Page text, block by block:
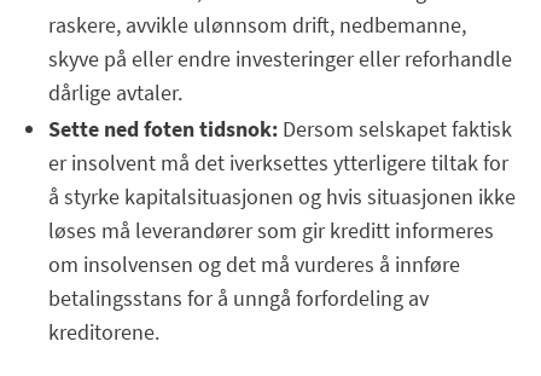
raskere, avvikle ulønnsom drift, nedbemanne,
skyve på eller endre investeringer eller reforhandle
dårlige avtaler.
Sette ned foten tidsnok: Dersom selskapet faktisk
er insolvent må det iverksettes ytterligere tiltak for
å styrke kapitalsituasjonen og hvis situasjonen ikke
løses må leverandører som gir kreditt informeres
om insolvensen og det må vurderes å innføre
betalingsstans for å unngå forfordeling av
kreditorene.